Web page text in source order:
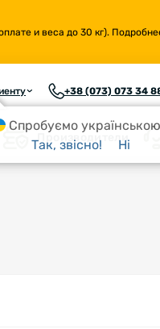
и веса до 30 кг).
+38 (073) 073 34
Производители
Спробуємо
Так, звісно!
Ні